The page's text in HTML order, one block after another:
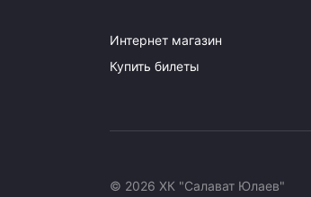
Интернет магазин
Купить билеты
© 2026 ХК "Салават Юлаев"